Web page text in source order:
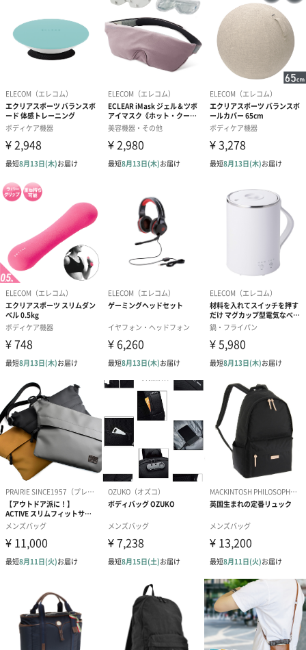
折りたたみ傘/水筒専用両サイドポケット
折りたたみ傘や水筒・ペットボトルの収納に最適な気室は、両サ
イドにポケットとして装備しています。
ポケット内側に撥水コーティングされた生地を使用しており、他
の収納物を濡らす心配がありません。
PC本体収納、上着収納可能
PC本体収納気室はマチが広く、上着1着、またはパンツなどの下
着類、ワイシャツ1枚なども収納可能です。
ノートPCはクッション素材を使用した専用ポケットに収納でき、
ガジェット類などの専用収納スペース
ガジェットの収納に最適な気室は、小物を整理して収納するのに
便利な6つのポケットが付いています。底が浅く、収納物を取り出
しやすい設計です。
両サイドポケット
バッグを下ろさずに開閉できるサイドポケットが左右にあり、定
右肩ショルダーポケット
右肩にあるショルダーポケットには、鍵や定期などを収納可能で